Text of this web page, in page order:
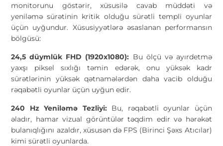
monitorunu göstərir, xüsusilə cavab müddəti və
yeniləmə sürətinin kritik olduğu sürətli templi oyunlar
üçün uyğundur. Xüsusiyyətlərə əsaslanan performansın
bölgüsü:
24,5 düymlük FHD (1920x1080): Bu ölçü və ayırdetmə
yaxşı piksel sıxlığı təmin edərək, onu yüksək kadr
sürətlərinin yüksək qətnamələrdən daha vacib olduğu
rəqabətli oyunlar üçün uyğun edir.
240 Hz Yeniləmə Tezliyi: Bu, rəqabətli oyunlar üçün
əladır, hamar vizual görüntülər təqdim edir və hərəkət
bulanıqlığını azaldır, xüsusən də FPS (Birinci Şəxs Atıcılar)
kimi sürətli oyunlarda.